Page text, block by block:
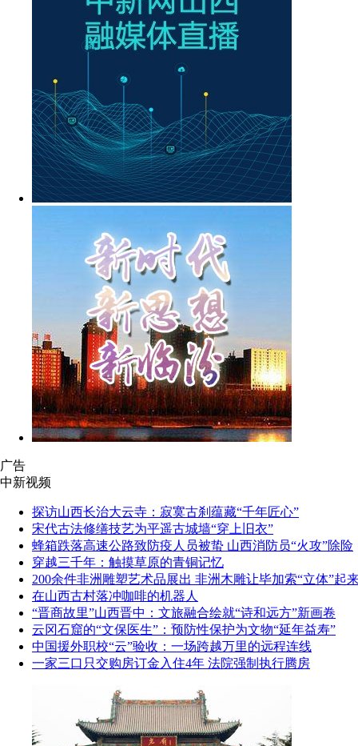
广告
中新视频
探访山西长治大云寺：寂寞古刹蕴藏“千年匠心”
宋代古法修缮技艺为平遥古城墙“穿上旧衣”
蜂箱跌落高速公路致防疫人员被蛰 山西消防员“火攻”除险
穿越三千年：触摸草原的青铜记忆
200余件非洲雕塑艺术品展出 非洲木雕让毕加索“立体”起
在山西古村落冲咖啡的机器人
“晋商故里”山西晋中：文旅融合绘就“诗和远方”新画卷
云冈石窟的“文保医生”：预防性保护为文物“延年益寿”
中国援外职校“云”验收：一场跨越万里的远程连线
一家三口只交购房订金入住4年 法院强制执行腾房